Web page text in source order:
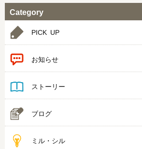
Category
PICK UP
お知らせ
ストーリー
ブログ
ミル・シル